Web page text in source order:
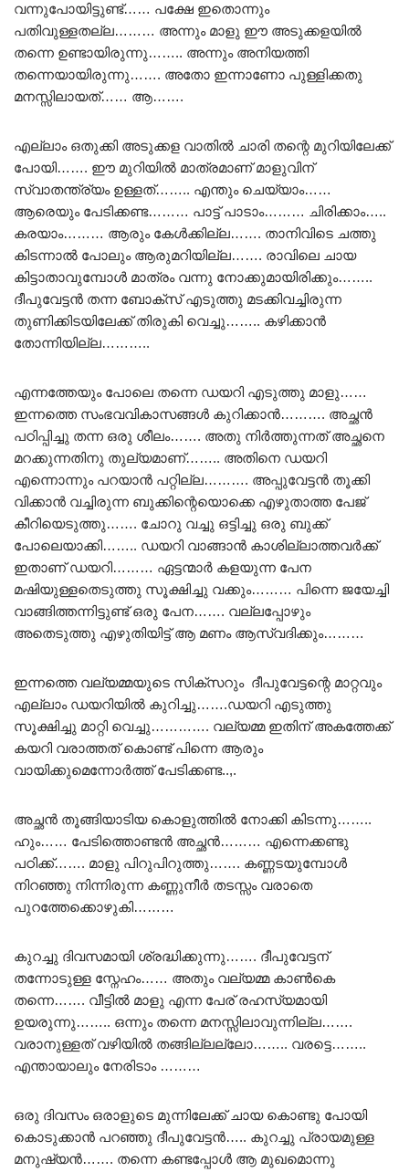
വന്നുപോയിട്ടുണ്ട്…… പക്ഷേ ഇതൊന്നും
പതിവുള്ളതല്ല……… അന്നും മാളു ഈ അടുക്കളയിൽ
തന്നെ ഉണ്ടായിരുന്നു…….. അന്നും അനിയത്തി
തന്നെയായിരുന്നു……. അതോ ഇന്നാണോ പുള്ളിക്കതു
മനസ്സിലായത്…… ആ…….
എല്ലാം ഒതുക്കി അടുക്കള വാതിൽ ചാരി തന്റെ മുറിയിലേക്ക്
പോയി……. ഈ മുറിയിൽ മാത്രമാണ് മാളുവിന്
സ്വാതന്ത്ര്യം ഉള്ളത്…….. എന്തും ചെയ്യാം……
ആരെയും പേടിക്കണ്ട……… പാട്ട് പാടാം……… ചിരിക്കാം…..
കരയാം……… ആരും കേൾക്കില്ല……. താനിവിടെ ചത്തു
കിടന്നാൽ പോലും ആരുമറിയില്ല……. രാവിലെ ചായ
കിട്ടാതാവുമ്പോൾ മാത്രം വന്നു നോക്കുമായിരിക്കും……..
ദീപുവേട്ടൻ തന്ന ബോക്സ്‌ എടുത്തു മടക്കിവച്ചിരുന്ന
തുണിക്കിടയിലേക്ക് തിരുകി വെച്ചു…….. കഴിക്കാൻ
തോന്നിയില്ല………..
എന്നത്തേയും പോലെ തന്നെ ഡയറി എടുത്തു മാളു……
ഇന്നത്തെ സംഭവവികാസങ്ങൾ കുറിക്കാൻ………. അച്ഛൻ
പഠിപ്പിച്ചു തന്ന ഒരു ശീലം……. അതു നിർത്തുന്നത് അച്ഛനെ
മറക്കുന്നതിനു തുല്യമാണ്…….. അതിനെ ഡയറി
എന്നൊന്നും പറയാൻ പറ്റില്ല………. അപ്പുവേട്ടൻ തൂക്കി
വിക്കാൻ വച്ചിരുന്ന ബുക്കിന്റെയൊക്കെ എഴുതാത്ത പേജ്
കീറിയെടുത്തു……. ചോറു വച്ചു ഒട്ടിച്ചു ഒരു ബുക്ക്‌
പോലെയാക്കി…….. ഡയറി വാങ്ങാൻ കാശില്ലാത്തവർക്ക്
ഇതാണ് ഡയറി……… ഏട്ടന്മാർ കളയുന്ന പേന
മഷിയുള്ളതെടുത്തു സൂക്ഷിച്ചു വക്കും……… പിന്നെ ജയേച്ചി
വാങ്ങിത്തന്നിട്ടുണ്ട് ഒരു പേന……. വല്ലപ്പോഴും
അതെടുത്തു എഴുതിയിട്ട് ആ മണം ആസ്വദിക്കും………
ഇന്നത്തെ വല്യമ്മയുടെ സിക്സറും ദീപുവേട്ടന്റെ മാറ്റവും
എല്ലാം ഡയറിയിൽ കുറിച്ചു…….ഡയറി എടുത്തു
സൂക്ഷിച്ചു മാറ്റി വെച്ചു…………. വല്യമ്മ ഇതിന് അകത്തേക്ക്
കയറി വരാത്തത് കൊണ്ട് പിന്നെ ആരും
വായിക്കുമെന്നോർത്ത് പേടിക്കണ്ട..,.
അച്ഛൻ തൂങ്ങിയാടിയ കൊളുത്തിൽ നോക്കി കിടന്നു……..
ഹും…… പേടിത്തൊണ്ടൻ അച്ഛൻ……… എന്നെക്കണ്ടു
പഠിക്ക്……. മാളു പിറുപിറുത്തു……. കണ്ണടയുമ്പോൾ
നിറഞ്ഞു നിന്നിരുന്ന കണ്ണുനീർ തടസ്സം വരാതെ
പുറത്തേക്കൊഴുകി………
കുറച്ചു ദിവസമായി ശ്രദ്ധിക്കുന്നു……. ദീപുവേട്ടന്
തന്നോടുള്ള സ്നേഹം…… അതും വല്യമ്മ കാൺകെ
തന്നെ……. വീട്ടിൽ മാളു എന്ന പേര് രഹസ്യമായി
ഉയരുന്നു…….. ഒന്നും തന്നെ മനസ്സിലാവുന്നില്ല…….
വരാനുള്ളത് വഴിയിൽ തങ്ങില്ലല്ലോ…….. വരട്ടെ……..
എന്തായാലും നേരിടാം ………
ഒരു ദിവസം ഒരാളുടെ മുന്നിലേക്ക് ചായ കൊണ്ടു പോയി
കൊടുക്കാൻ പറഞ്ഞു ദീപുവേട്ടൻ….. കുറച്ചു പ്രായമുള്ള
മനുഷ്യൻ……. തന്നെ കണ്ടപ്പോൾ ആ മുഖമൊന്നു